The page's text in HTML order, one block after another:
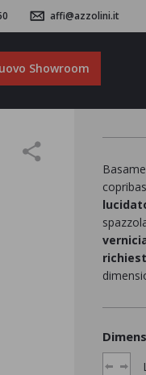
affi@azzolini.it
Showroom